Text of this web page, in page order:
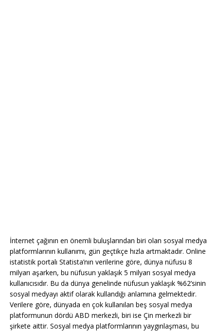
İnternet çağının en önemli buluşlarından biri olan sosyal medya
platformlarının kullanımı, gün geçtikçe hızla artmaktadır. Online
istatistik portalı Statista’nın verilerine göre, dünya nüfusu 8
milyarı aşarken, bu nüfusun yaklaşık 5 milyarı sosyal medya
kullanıcısıdır. Bu da dünya genelinde nüfusun yaklaşık %62’sinin
sosyal medyayı aktif olarak kullandığı anlamına gelmektedir.
Verilere göre, dünyada en çok kullanılan beş sosyal medya
platformunun dördü ABD merkezli, biri ise Çin merkezli bir
şirkete aittir. Sosyal medya platformlarının yaygınlaşması, bu